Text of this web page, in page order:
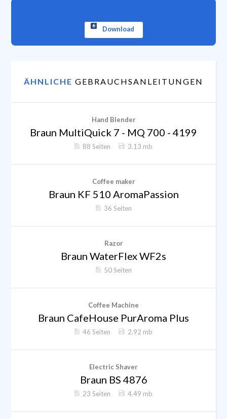
Download
ÄHNLICHE GEBRAUCHSANLEITUNGEN
Hand Blender
Braun MultiQuick 7 - MQ 700 - 4199
88 Seiten 3.13 mb
Coffee maker
Braun KF 510 AromaPassion
36 Seiten
Razor
Braun WaterFlex WF2s
50 Seiten
Coffee Machine
Braun CafeHouse PurAroma Plus
46 Seiten 2.92 mb
Electric Shaver
Braun BS 4876
23 Seiten 4.49 mb